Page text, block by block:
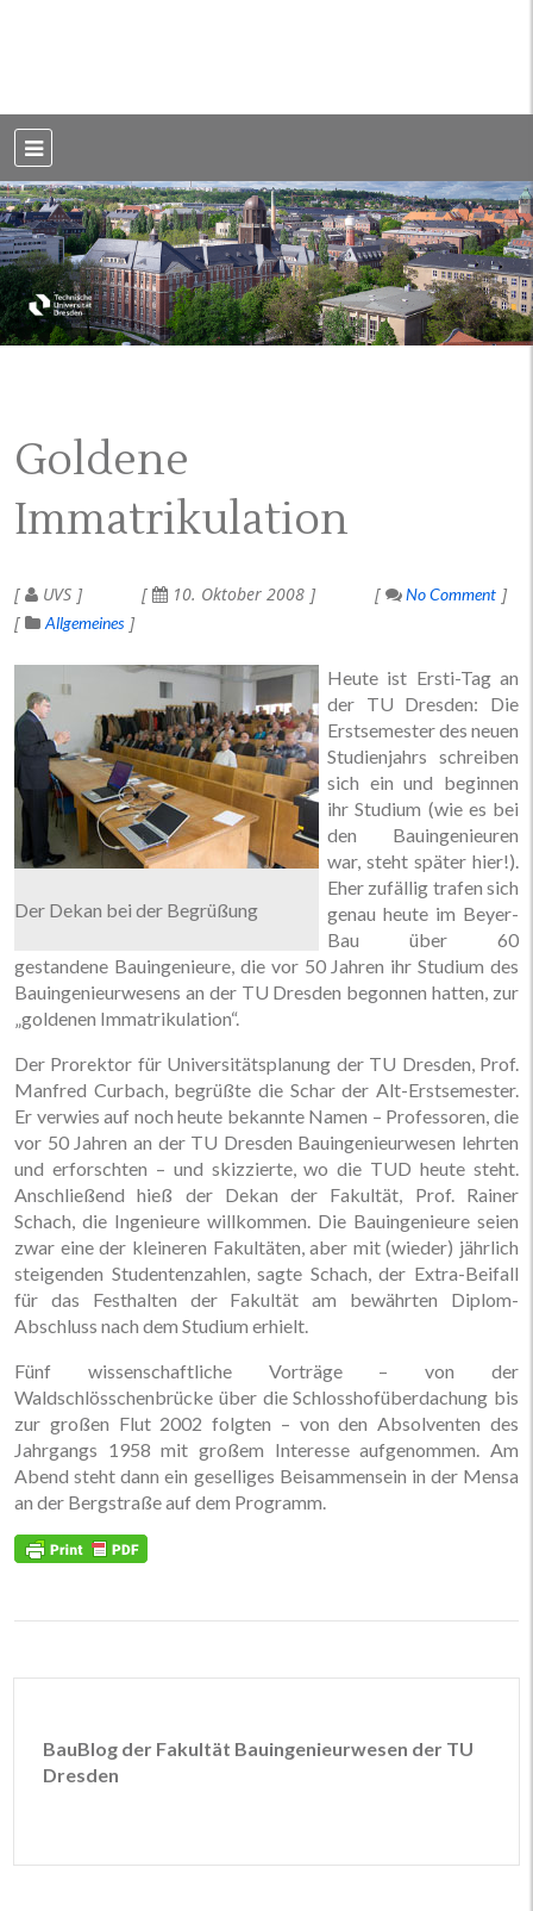
Dresden
Goldene
Immatrikulation
UVS 10. Oktober 2008
No Comment
Allgemeines
Der Dekan bei der Begrüßung
Heute ist Ersti-Tag an
der TU Dresden: Die
Erstsemester des neuen
Studienjahrs schreiben
sich ein und beginnen
ihr Studium (wie es bei
den Bauingenieuren
war, steht später hier!).
Eher zufällig trafen sich
genau heute im Beyer-
Bau über 60
gestandene Bauingenieure, die vor 50 Jahren ihr Studium des
Bauingenieurwesens an der TU Dresden begonnen hatten, zur
„goldenen Immatrikulation“.
Der Prorektor für Universitätsplanung der TU Dresden, Prof.
Manfred Curbach, begrüßte die Schar der Alt-Erstsemester.
Er verwies auf noch heute bekannte Namen – Professoren, die
vor 50 Jahren an der TU Dresden Bauingenieurwesen lehrten
und erforschten – und skizzierte, wo die TUD heute steht.
Anschließend hieß der Dekan der Fakultät, Prof. Rainer
Schach, die Ingenieure willkommen. Die Bauingenieure seien
zwar eine der kleineren Fakultäten, aber mit (wieder) jährlich
steigenden Studentenzahlen, sagte Schach, der Extra-Beifall
für das Festhalten der Fakultät am bewährten Diplom-
Abschluss nach dem Studium erhielt.
Fünf wissenschaftliche Vorträge – von der
Waldschlösschenbrücke über die Schlosshofüberdachung bis
zur großen Flut 2002 folgten – von den Absolventen des
Jahrgangs 1958 mit großem Interesse aufgenommen. Am
Abend steht dann ein geselliges Beisammensein in der Mensa
an der Bergstraße auf dem Programm.
BauBlog der Fakultät Bauingenieurwesen der TU
Dresden